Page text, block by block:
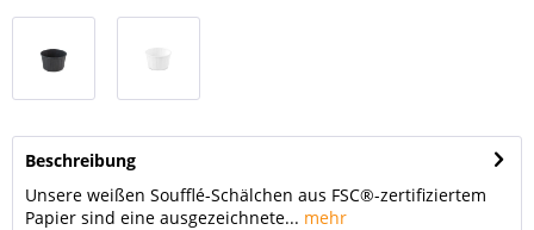
Beschreibung
Unsere weißen Soufflé-Schälchen aus FSC®-zertifiziertem
Papier sind eine ausgezeichnete... mehr